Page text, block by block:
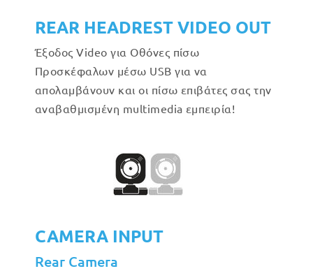
REAR HEADREST VIDEO OUT
Έξοδος Video για Οθόνες πίσω
Προσκέφαλων μέσω USB για να
απολαμβάνουν και οι πίσω επιβάτες σας την
αναβαθμισμένη multimedia εμπειρία!
CAMERA INPUT
Rear Camera